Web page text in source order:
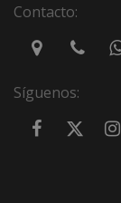
Contacto:
Síguenos: